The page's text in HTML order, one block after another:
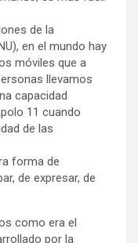
de la
en el mundo hay
móviles que a
llevamos
capacidad
11 cuando
de las
forma de
de expresar, de
como era el
por la